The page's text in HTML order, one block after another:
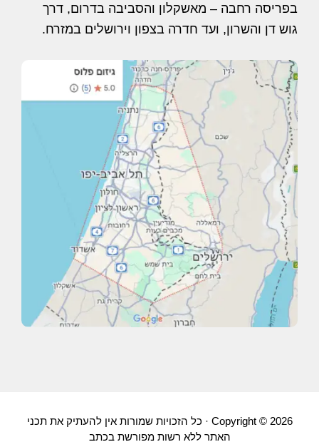
בפריסה רחבה – מאשקלון והסביבה בדרום, דרך
גוש דן והשרון, ועד חדרה בצפון וירושלים במזרח.
Copyright © 2026 · כל הזכויות שמורות אין להעתיק את תכני
האתר ללא רשות מפורשת בכתב